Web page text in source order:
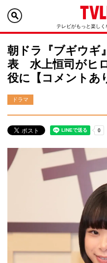
テレビがもっと楽し
朝ドラ『ブギウギ
表 水上恒司がヒ
役に【コメントあ
ドラマ